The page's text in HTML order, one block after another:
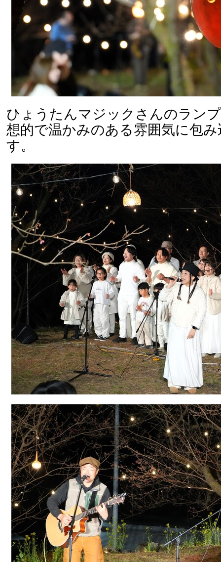
ひょうたんマジックさんのラン
想的で温かみのある雰囲気に包
す。